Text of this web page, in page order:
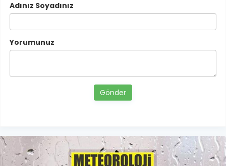
Adınız Soyadınız
Yorumunuz
Gönder